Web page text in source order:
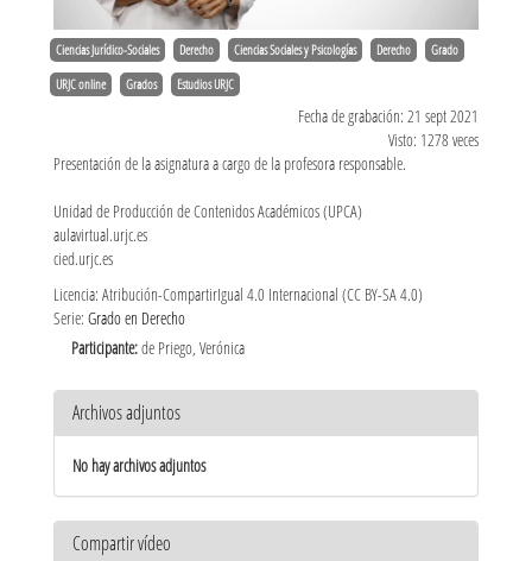
Ciencias Jurídico-Sociales Derecho Ciencias Sociales y Psicologías Derecho Grado
URJC online Grados Estudios URJC
Fecha de grabación: 21 sept 2021
Visto: 1278 veces
Presentación de la asignatura a cargo de la profesora responsable.
Unidad de Producción de Contenidos Académicos (UPCA)
aulavirtual.urjc.es
cied.urjc.es
Licencia: Atribución-CompartirIgual 4.0 Internacional (CC BY-SA 4.0)
Serie: Grado en Derecho
Participante:de Priego, Verónica
Archivos adjuntos
No hay archivos adjuntos
Compartir vídeo